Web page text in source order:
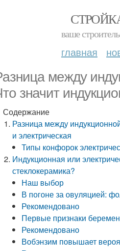
ваше
главная
между
значит
Содержание
Разница между
и электрическая
Типы конфорок
Индукционная или
стеклокерамика?
Наш выбор
В погоне за овуляцией:
Рекомендовано
Первые признаки
Рекомендовано
Вобэнзим повышает